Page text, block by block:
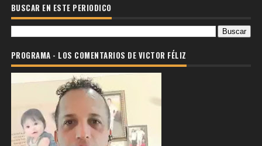
BUSCAR EN ESTE PERIODICO
PROGRAMA - LOS COMENTARIOS DE VICTOR FÉLIZ